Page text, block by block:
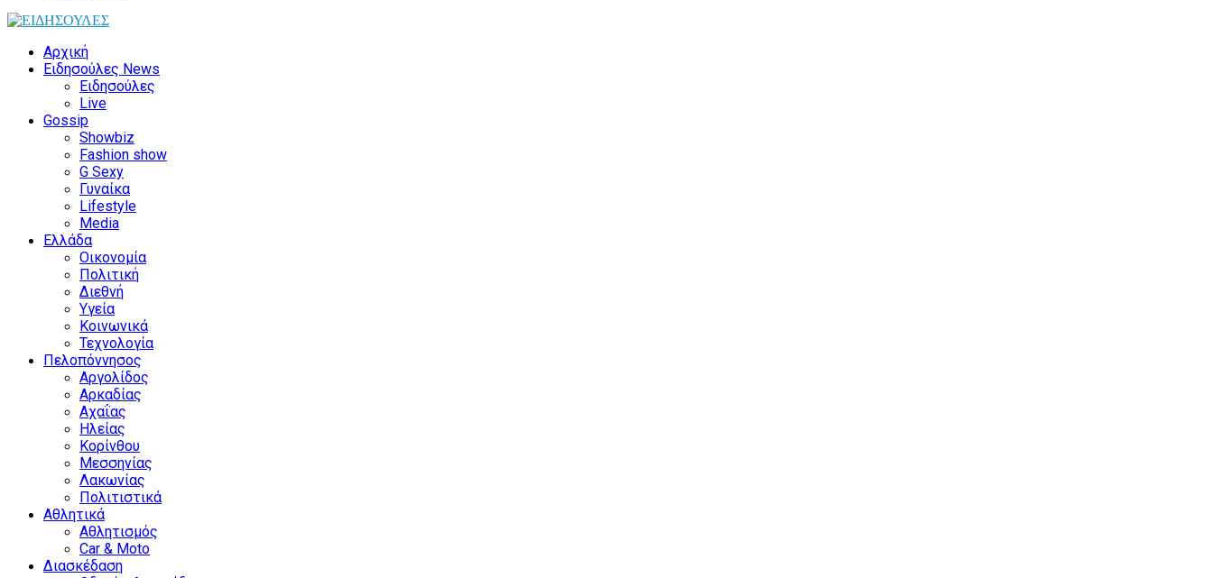
Αρχική
Ειδησούλες News
Ειδησούλες
Live
Gossip
Showbiz
Fashion show
G Sexy
Γυναίκα
Lifestyle
Media
Ελλάδα
Οικονομία
Πολιτική
Διεθνή
Υγεία
Κοινωνικά
Τεχνολογία
Πελοπόννησος
Αργολίδος
Αρκαδίας
Αχαΐας
Ηλείας
Κορίνθου
Μεσσηνίας
Λακωνίας
Πολιτιστικά
Αθλητικά
Αθλητισμός
Car & Moto
Διασκέδαση